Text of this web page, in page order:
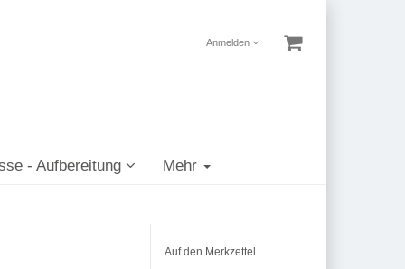
Anmelden
- Aufbereitung Mehr
Auf den Merkzettel